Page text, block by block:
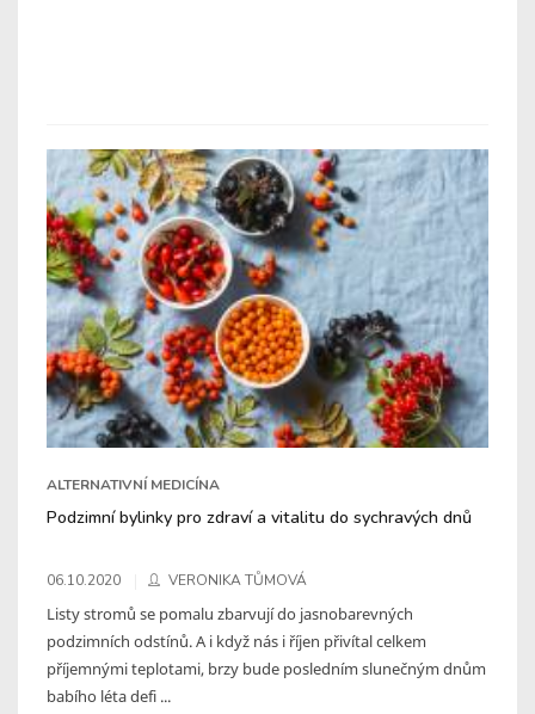
ALTERNATIVNÍ MEDICÍNA
Podzimní bylinky pro zdraví a vitalitu do sychravých dnů
06.10.2020 VERONIKA TŮMOVÁ
Listy stromů se pomalu zbarvují do jasnobarevných
podzimních odstínů. A i když nás i říjen přivítal celkem
příjemnými teplotami, brzy bude posledním slunečným dnům
babího léta defi ...